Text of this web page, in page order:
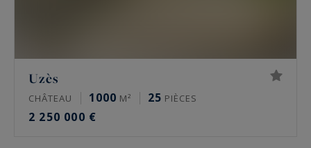
Uzès
CHÂTEAU 1000 M² 25 PIÈCES
2 250 000 €